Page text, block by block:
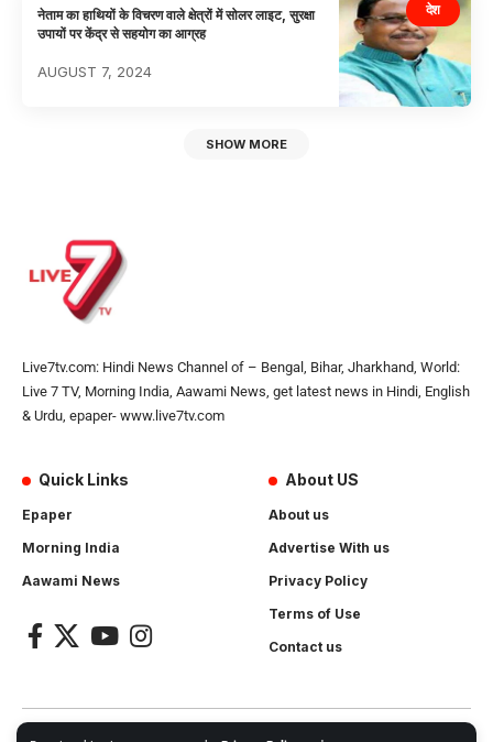
देश
नेताम का हाथियों के विचरण वाले क्षेत्रों में सोलर लाइट, सुरक्षा
उपायों पर केंद्र से सहयोग का आग्रह
AUGUST 7, 2024
SHOW MORE
Live7tv.com: Hindi News Channel of – Bengal, Bihar, Jharkhand, World:
Live 7 TV, Morning India, Aawami News, get latest news in Hindi, English
& Urdu, epaper- www.live7tv.com
Quick Links
Epaper
Morning India
Aawami News
About US
About us
Advertise With us
Privacy Policy
Terms of Use
Contact us